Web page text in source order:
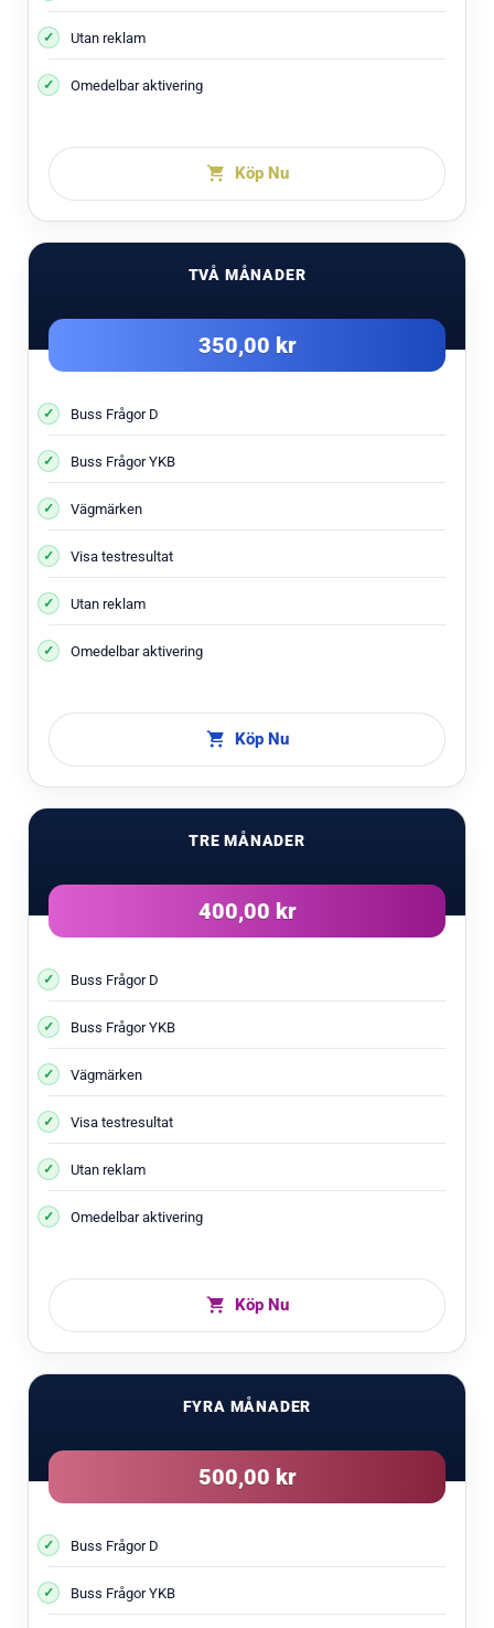
Utan reklam
Omedelbar aktivering
Köp Nu
TVÅ MÅNADER
350,00 kr
Buss Frågor D
Buss Frågor YKB
Vägmärken
Visa testresultat
Utan reklam
Omedelbar aktivering
Köp Nu
TRE MÅNADER
400,00 kr
Buss Frågor D
Buss Frågor YKB
Vägmärken
Visa testresultat
Utan reklam
Omedelbar aktivering
Köp Nu
FYRA MÅNADER
500,00 kr
Buss Frågor D
Buss Frågor YKB